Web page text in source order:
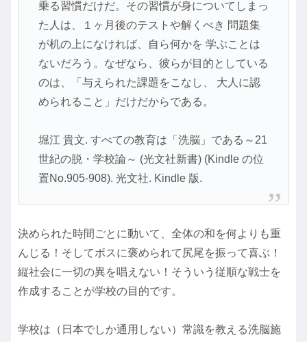
乗る習慣だけだ。その習慣が身についてしまっ
た人は、１ヶ月後のテストや解くべき 問題集
が机の上になければ、自ら何かを 学ぶことは
ないだろう。なぜなら、彼らが目的としている
のは、「与えられた課題をこなし、 大人に認
められること」だけだからである。
堀江 貴文. すべての教育は「洗脳」である～21
世紀の脱・学校論～ (光文社新書) (Kindle の位
置No.905-908). 光文社. Kindle 版.
決められた時間ごとに動いて、全体の和を何よりも重
んじる！そしてボスに褒められて尻尾を振って喜ぶ！
縦社会に一切の異を唱えない！そういう従順な戦士を
作成することが学校の目的です。
学校は（日本でしか通用しない）常識を教える洗脳施